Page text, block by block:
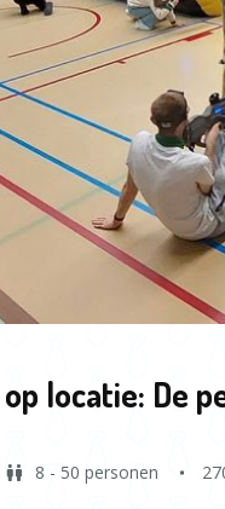
locatie: De
8 - 50 personen